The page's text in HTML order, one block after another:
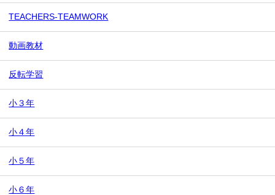
TEACHERS-TEAMWORK
動画教材
反転学習
小３年
小４年
小５年
小６年